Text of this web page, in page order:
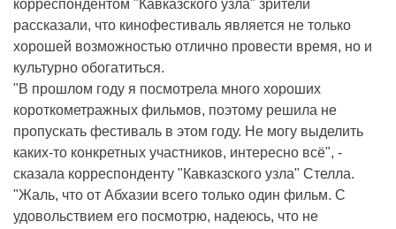
корреспондентом "Кавказского узла" зрители
рассказали, что кинофестиваль является не только
хорошей возможностью отлично провести время, но и
культурно обогатиться.
"В прошлом году я посмотрела много хороших
короткометражных фильмов, поэтому решила не
пропускать фестиваль в этом году. Не могу выделить
каких-то конкретных участников, интересно всё", -
сказала корреспонденту "Кавказского узла" Стелла.
"Жаль, что от Абхазии всего только один фильм. С
удовольствием его посмотрю, надеюсь, что не